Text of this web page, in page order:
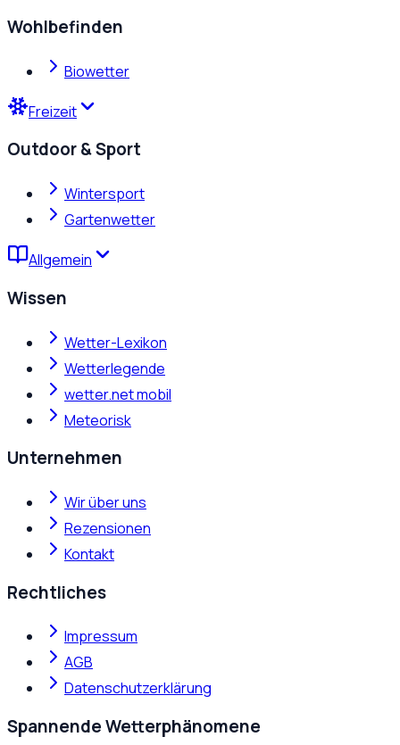
Wohlbefinden
Biowetter
Freizeit
Outdoor & Sport
Wintersport
Gartenwetter
Allgemein
Wissen
Wetter-Lexikon
Wetterlegende
wetter.net mobil
Meteorisk
Unternehmen
Wir über uns
Rezensionen
Kontakt
Rechtliches
Impressum
AGB
Datenschutzerklärung
Spannende Wetterphänomene